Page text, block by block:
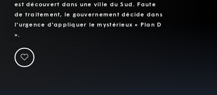
est découvert dans une ville du Sud. Faute
de traitement, le gouvernement décide dans
l'urgence d'appliquer le mystérieux « Plan D
».